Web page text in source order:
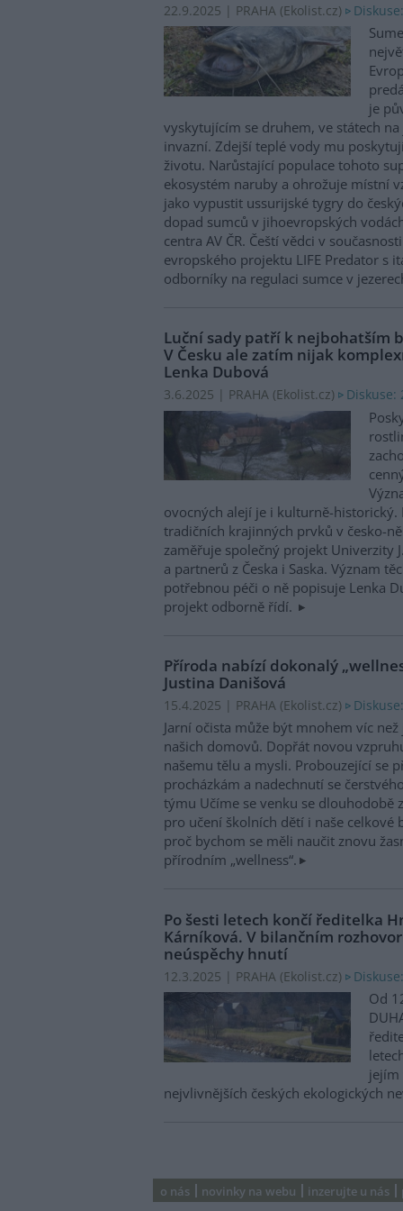
22.9.2025 | PRAHA (Ekolist.cz)
je
vyskytujícím se druhem, ve státech
invazní. Zdejší teplé vody mu
životu. Narůstající populace tohoto
ekosystém naruby a ohrožuje místní
jako vypustit ussurijské tygry do
dopad sumců v jihoevropských
centra AV ČR. Čeští vědci v
evropského projektu LIFE Predator s
odborníky na regulaci sumce v
Luční sady patří k nejbohatším
V Česku ale zatím nijak
Lenka Dubová
3.6.2025 | PRAHA (Ekolist.cz) Diskuse:
ovocných alejí je i kulturně-
tradičních krajinných prvků v česko-
zaměřuje společný projekt Univerzity
a partnerů z Česka i Saska. Význam
potřebnou péči o ně popisuje Lenka
projekt odborně řídí.
Příroda nabízí dokonalý
Justina Danišová
15.4.2025 | PRAHA (Ekolist.cz)
Jarní očista může být mnohem víc
našich domovů. Dopřát novou
našemu tělu a mysli. Probouzející se
procházkám a nadechnutí se
týmu Učíme se venku se dlouhodobě
pro učení školních dětí i naše celkové
proč bychom se měli naučit znovu
přírodním „wellness“.
Po šesti letech končí ředitelka
Kárníková. V bilančním
neúspěchy hnutí
12.3.2025 | PRAHA (Ekolist.cz)
Od
jejím
nejvlivnějších českých ekologických
o nás novinky na webu inzerujte u nás